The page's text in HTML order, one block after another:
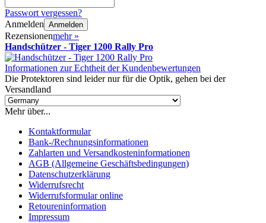
Passwort vergessen?
Anmelden Anmelden
Rezensionenmehr »
Handschützer - Tiger 1200 Rally Pro
Informationen zur Echtheit der Kundenbewertungen
Die Protektoren sind leider nur für die Optik, gehen bei der
Versandland
Mehr über...
Kontaktformular
Bank-/Rechnungsinformationen
Zahlarten und Versandkosteninformationen
AGB (Allgemeine Geschäftsbedingungen)
Datenschutzerklärung
Widerrufsrecht
Widerrufsformular online
Retoureninformation
Impressum